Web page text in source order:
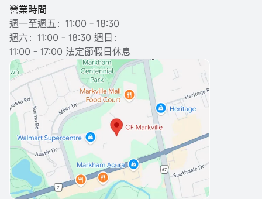
營業時間
週一至週五：11:00 - 18:30
週六：11:00 - 18:30 週日：
11:00 - 17:00 法定節假日休息